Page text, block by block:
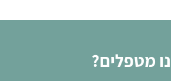
מטפלים?